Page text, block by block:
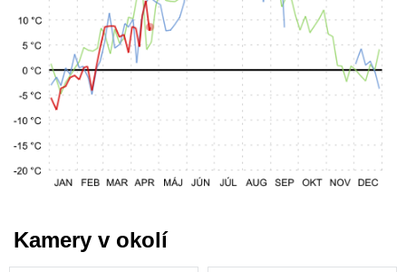
Kamery v okolí